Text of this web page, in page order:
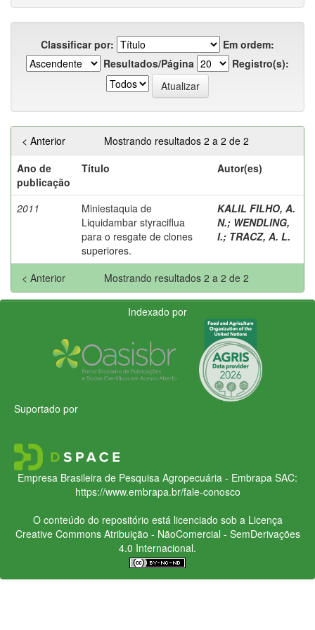
Classificar por:
Em ordem:
Resultados/Página
Registro(s):
Mostrando resultados 2 a 2 de 2
< Anterior
Ano de
publicação
Título Autor(es)
2011
Miniestaquia de
Liquidambar styraciflua
para o resgate de clones
superiores.
KALIL FILHO, A.
N.; WENDLING,
I.; TRACZ, A. L.
Mostrando resultados 2 a 2 de 2
< Anterior
Indexado por
Suportado por
Empresa Brasileira de Pesquisa Agropecuária - Embrapa SAC:
https://www.embrapa.br/fale-conosco
O conteúdo do repositório está licenciado sob a Licença
Creative CommonsAtribuição - NãoComercial - SemDerivações
4.0 Internacional.